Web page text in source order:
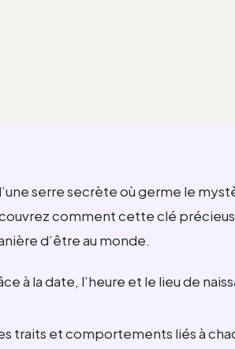
serre secrète où germe le
comment cette clé
d’être au monde.
à la date, l’heure et le lieu de
traits et comportements liés à